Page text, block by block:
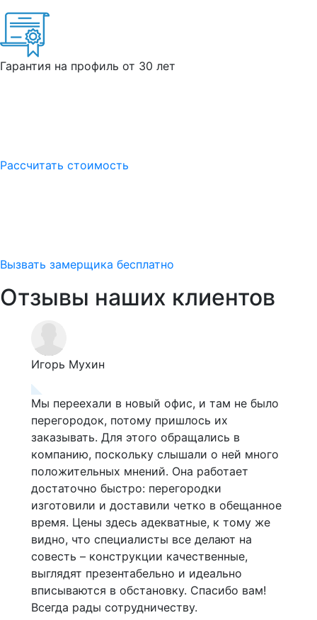
Гарантия на профиль от 30 лет
Рассчитать стоимость
Вызвать замерщика бесплатно
Отзывы наших клиентов
Игорь Мухин
Мы переехали в новый офис, и там не было
перегородок, потому пришлось их
заказывать. Для этого обращались в
компанию, поскольку слышали о ней много
положительных мнений. Она работает
достаточно быстро: перегородки
изготовили и доставили четко в обещанное
время. Цены здесь адекватные, к тому же
видно, что специалисты все делают на
совесть – конструкции качественные,
выглядят презентабельно и идеально
вписываются в обстановку. Спасибо вам!
Всегда рады сотрудничеству.